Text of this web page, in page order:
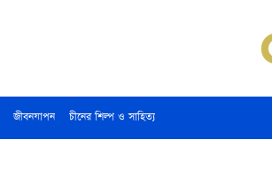
জীবনযাপন চীনের শিল্প ও সাহিত্য